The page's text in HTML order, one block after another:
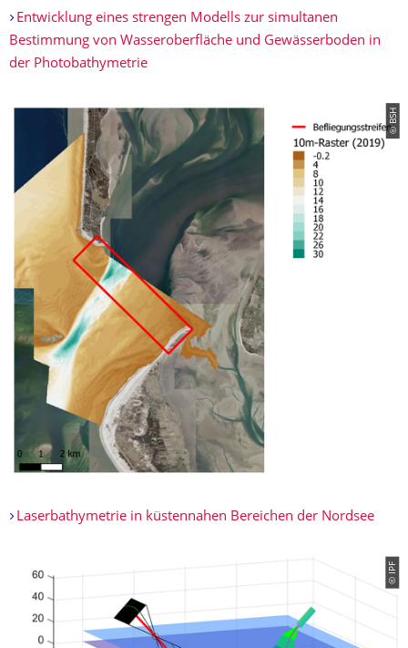
Entwicklung eines strengen Modells zur simultanen
Bestimmung von Wasseroberfläche und Gewässerboden in
der Photobathymetrie
© BSH
Laserbathymetrie in küstennahen Bereichen der Nordsee
© IPF